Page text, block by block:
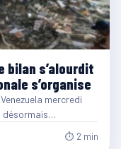
bilan s’alourdit
s’organise
mercredi
désormais…
⏱ 2 min